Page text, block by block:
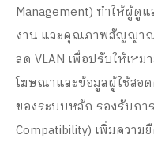
Management) ทำให้ผู้ดู
งาน และคุณภาพสัญญาณ
ลด VLAN เพื่อปรับให้เห
โฆษณาและข้อมูลผู้ใช้สอ
ของระบบหลัก รองรับก
Compatibility) เพิ่มควา